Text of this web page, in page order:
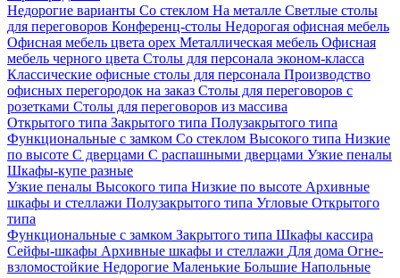
Недорогие варианты Со стеклом На металле Светлые столы
для переговоров Конференц-столы Недорогая офисная мебель
Офисная мебель цвета орех Металлическая мебель Офисная
мебель черного цвета Столы для персонала эконом-класса
Классические офисные столы для персонала Производство
офисных перегородок на заказ Столы для переговоров с
розетками Столы для переговоров из массива
Открытого типа Закрытого типа Полузакрытого типа
Функциональные с замком Со стеклом Высокого типа Низкие
по высоте С дверцами С распашными дверцами Узкие пеналы
Шкафы-купе разные
Узкие пеналы Высокого типа Низкие по высоте Архивные
шкафы и стеллажи Полузакрытого типа Угловые Открытого
типа
Функциональные с замком Закрытого типа Шкафы кассира
Сейфы-шкафы Архивные шкафы и стеллажи Для дома Огне-
взломостойкие Недорогие Маленькие Большие Напольные